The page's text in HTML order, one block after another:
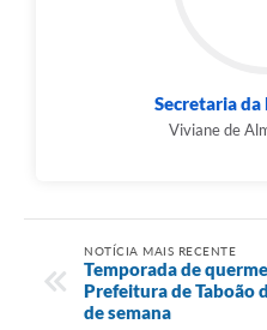
Secretaria da
Viviane de
NOTÍCIA MAIS RECENTE
Temporada de
Prefeitura de Taboão
de semana